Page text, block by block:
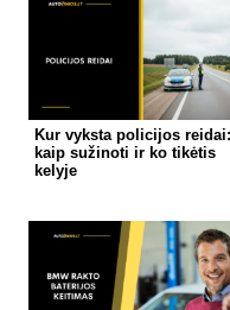
Kur vyksta policijos reidai:
kaip sužinoti ir ko tikėtis
kelyje